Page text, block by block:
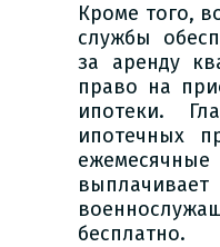
Кроме того,
службы
за аренду
право на
ипотеки.
ипотечных
бесплатно.